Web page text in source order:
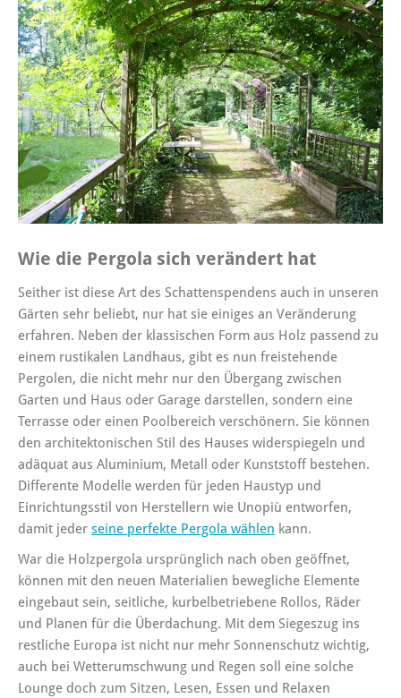
Wie die Pergola sich verändert hat
Seither ist diese Art des Schattenspendens auch in unseren
Gärten sehr beliebt, nur hat sie einiges an Veränderung
erfahren. Neben der klassischen Form aus Holz passend zu
einem rustikalen Landhaus, gibt es nun freistehende
Pergolen, die nicht mehr nur den Übergang zwischen
Garten und Haus oder Garage darstellen, sondern eine
Terrasse oder einen Poolbereich verschönern. Sie können
den architektonischen Stil des Hauses widerspiegeln und
adäquat aus Aluminium, Metall oder Kunststoff bestehen.
Differente Modelle werden für jeden Haustyp und
Einrichtungsstil von Herstellern wie Unopiù entworfen,
damit jeder seine perfekte Pergola wählen kann.
War die Holzpergola ursprünglich nach oben geöffnet,
können mit den neuen Materialien bewegliche Elemente
eingebaut sein, seitliche, kurbelbetriebene Rollos, Räder
und Planen für die Überdachung. Mit dem Siegeszug ins
restliche Europa ist nicht nur mehr Sonnenschutz wichtig,
auch bei Wetterumschwung und Regen soll eine solche
Lounge doch zum Sitzen, Lesen, Essen und Relaxen